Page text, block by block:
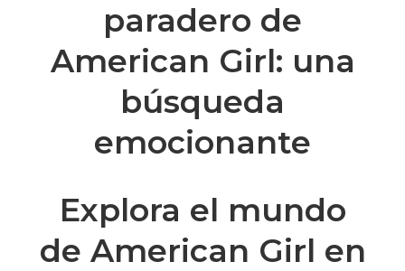
paradero de
American Girl: una
búsqueda
emocionante
Explora el mundo
de American Girl en